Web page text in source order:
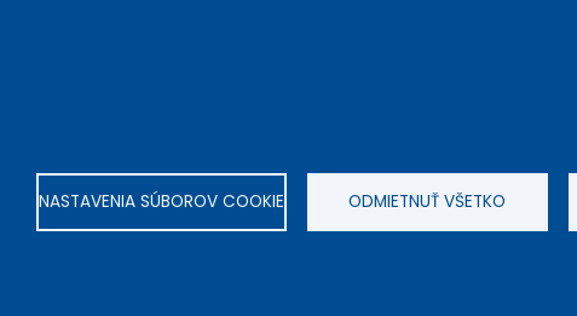
NASTAVENIA SÚBOROV COOKIE ODMIETNUŤ VŠETKO